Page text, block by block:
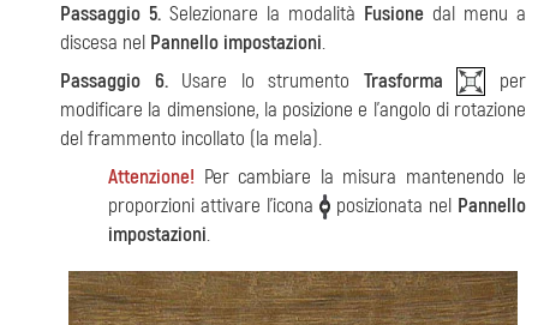
Passaggio 5. Selezionare la modalità Fusione dal menu a
discesa nel Pannello impostazioni.
Passaggio 6.Usare lo strumento Trasforma
per
modificare la dimensione, la posizione e l’angolo di rotazione
del frammento incollato (la mela).
Attenzione! Per cambiare la misura mantenendo le
proporzioni attivare l’icona
posizionata nel Pannello
impostazioni.